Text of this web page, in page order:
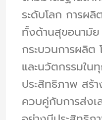
ระดับโลก การผ
ทั้งด้านสุขอนามั
กระบวนการผลิต
และนวัตกรรมใน
ประสิทธิภาพ สร้
ควบคู่กับการส่งเ